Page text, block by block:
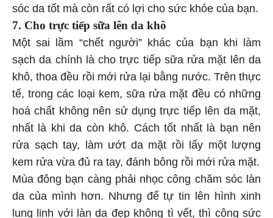
sóc da tốt mà còn rất có lợi cho sức khỏe của bạn.
7. Cho trực tiếp sữa lên da khô
Một sai lầm “chết người” khác của bạn khi làm
sạch da chính là cho trực tiếp sữa rửa mặt lên da
khô, thoa đều rồi mới rửa lại bằng nước. Trên thực
tế, trong các loại kem, sữa rửa mặt đều có những
hoá chất không nên sử dụng trực tiếp lên da mặt,
nhất là khi da còn khô. Cách tốt nhất là bạn nên
rửa sạch tay, làm ướt da mặt rồi lấy một lượng
kem rửa vừa đủ ra tay, đánh bông rồi mới rửa mặt.
Mùa đông bạn càng phải nhọc công chăm sóc làn
da của mình hơn. Nhưng để tự tin lên hình xinh
lung linh với làn da đẹp không tì vết, thì công sức